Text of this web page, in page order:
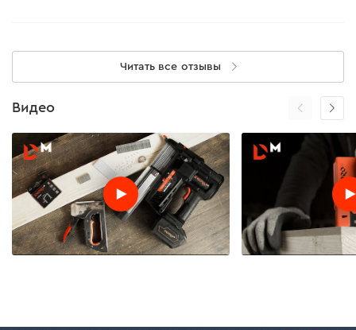
Читать все отзывы
Видео